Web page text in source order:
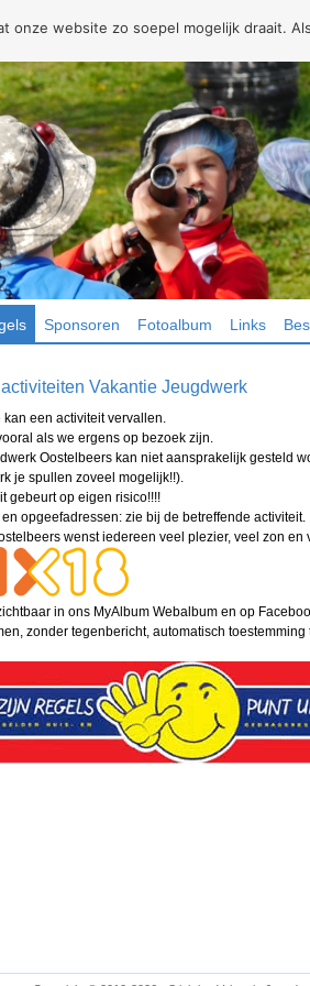
Sponsoren Fotoalbum Links
Vakantie Jeugdwerk
een activiteit vervallen.
als we ergens op bezoek zijn.
Oostelbeers kan niet aansprakelijk gesteld
je spullen zoveel mogelijk!!).
gebeurt op eigen risico!!!!
opgeefadressen: zie bij de betreffende activiteit.
wenst iedereen veel plezier, veel zon en
in ons MyAlbum Webalbum en op
zonder tegenbericht, automatisch toestemming
onze website zo soepel mogelijk draait.